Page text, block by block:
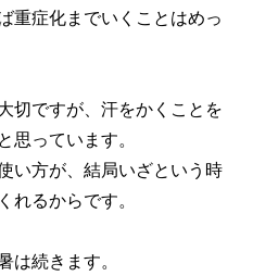
重症化までいくことはめっ
切ですが、汗をかくことを
思っています。
い方が、結局いざという時
れるからです。
は続きます。